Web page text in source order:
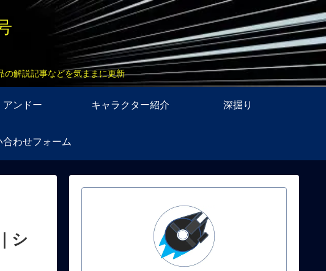
の解説記事などを気ままに更新
アンドー キャラクター紹介 深掘り
合わせフォーム
シ